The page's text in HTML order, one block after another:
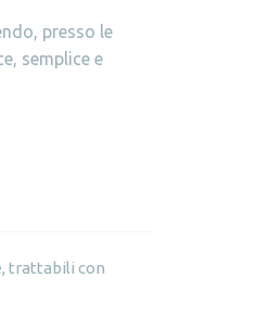
presso le
semplice e
trattabili con